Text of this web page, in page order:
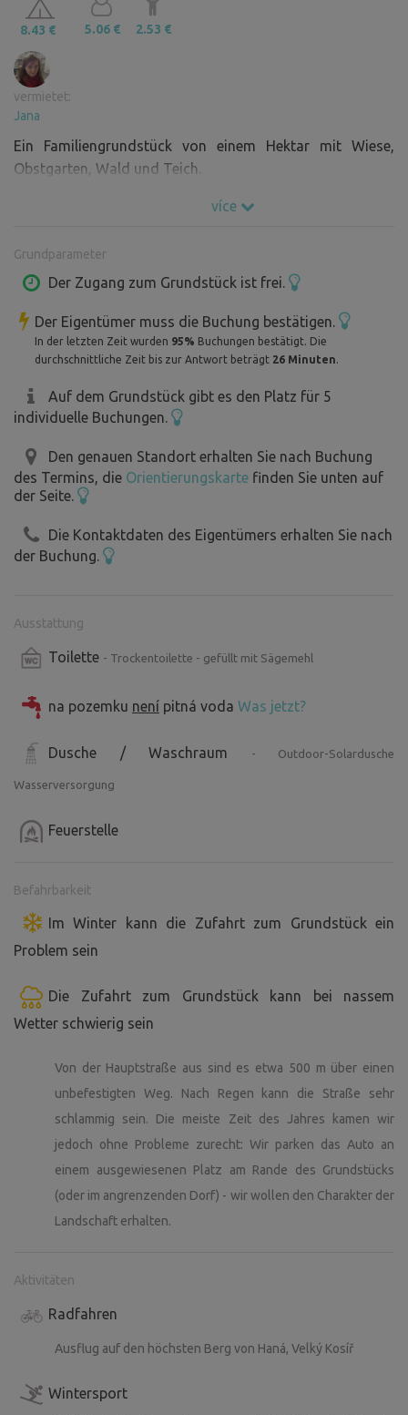
8.43 € 5.06 € 2.53 €
vermietet:
Jana
Ein Familiengrundstück von einem Hektar mit Wiese,
Obstgarten, Wald und Teich.
více
Grundparameter
Der Zugang zum Grundstück ist frei.
Der Eigentümer muss die Buchung bestätigen.
In der letzten Zeit wurden 95% Buchungen bestätigt. Die
durchschnittliche Zeit bis zur Antwort beträgt 26 Minuten.
Auf dem Grundstück gibt es den Platz für 5
individuelle Buchungen.
Den genauen Standort erhalten Sie nach Buchung
des Termins, die Orientierungskarte finden Sie unten auf
der Seite.
Die Kontaktdaten des Eigentümers erhalten Sie nach
der Buchung.
Ausstattung
Toilette - Trockentoilette - gefüllt mit Sägemehl
na pozemku není pitná voda Was jetzt?
Dusche / Waschraum - Outdoor-Solardusche
Wasserversorgung
Feuerstelle
Befahrbarkeit
Im Winter kann die Zufahrt zum Grundstück ein
Problem sein
Die Zufahrt zum Grundstück kann bei nassem
Wetter schwierig sein
Von der Hauptstraße aus sind es etwa 500 m über einen
unbefestigten Weg. Nach Regen kann die Straße sehr
schlammig sein. Die meiste Zeit des Jahres kamen wir
jedoch ohne Probleme zurecht: Wir parken das Auto an
einem ausgewiesenen Platz am Rande des Grundstücks
(oder im angrenzenden Dorf) - wir wollen den Charakter der
Landschaft erhalten.
Aktivitäten
Radfahren
Ausflug auf den höchsten Berg von Haná, Velký Kosíř
Wintersport